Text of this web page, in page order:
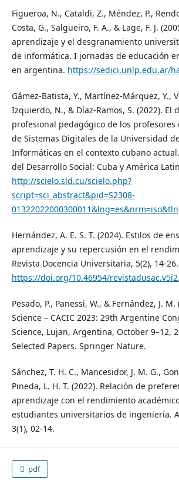
Figueroa, N., Cataldi, Z., Méndez, P.,
Costa, G., Salgueiro, F. A., & Lage, F. J.
aprendizaje y el desgranamiento
de informática. I jornadas de educación
en argentina. https://sedici.unlp.edu.ar/
Gámez-Batista, Y., Martínez-Márquez, Y.,
Izquierdo, N., & Díaz-Ramos, S. (2022). El
profesional pedagógico de los
de Sistemas Digitales de la Universidad
Informáticas en el contexto cubano
del Desarrollo Social: Cuba y América
http://scielo.sld.cu/scielo.php?
script=sci_abstract&pid=S2308-
Hernández, A. E. S. T. (2024). Estilos de
aprendizaje y su repercusión en el
Revista Docencia Universitaria, 5(2), 14-26.
https://doi.org/10.46954/
Pesado, P., Panessi, W., & Fernández, J.
Science – CACIC 2023: 29th Argentine
Science, Lujan, Argentina, October 9–12,
Selected Papers. Springer Nature.
Sánchez, T. H. C., Mancesidor, J. M. G.,
Pineda, L. H. T. (2022). Relación de
aprendizaje con el rendimiento
estudiantes universitarios de ingeniería.
3(1), 02-14.
pdf